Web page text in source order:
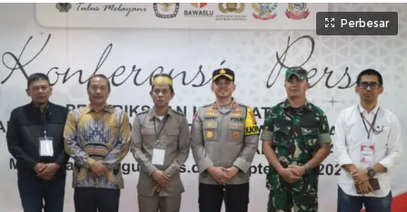
Perbesar